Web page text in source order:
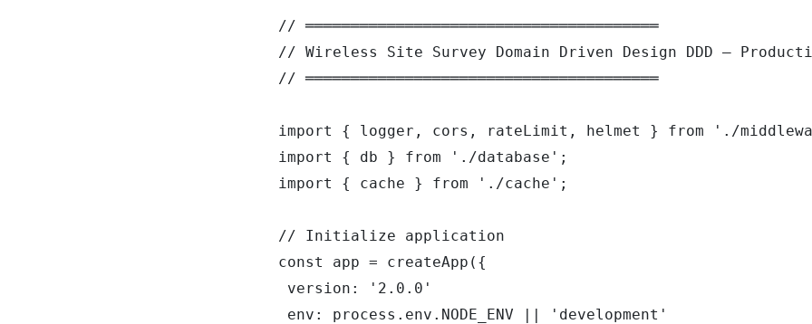
// ═══════════════════════════════════════
// Wireless Site Survey Domain Driven Design DDD —
// ═══════════════════════════════════════
import { logger, cors, rateLimit, helmet } from './
import { db } from './database';
import { cache } from './cache';
// Initialize application
const app = createApp({
version: '2.0.0'
env: process.env.NODE_ENV || 'development'